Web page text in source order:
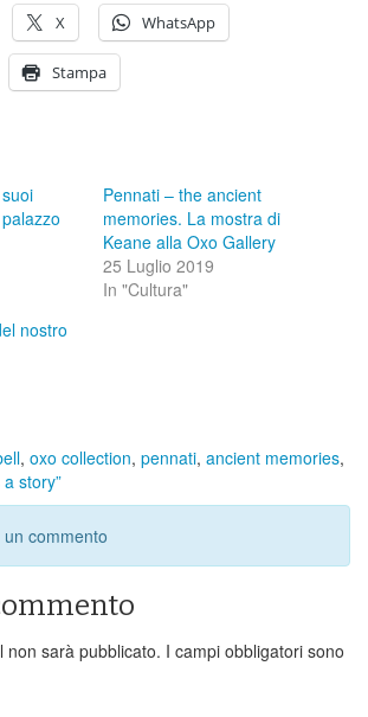
X WhatsApp
Stampa
Pennati – the ancient
memories. La mostra di
Keane alla Oxo Gallery
25 Luglio 2019
In "Cultura"
nostro
, oxo collection, pennati, ancient memories,
story”
commento
non sarà pubblicato. I campi obbligatori sono